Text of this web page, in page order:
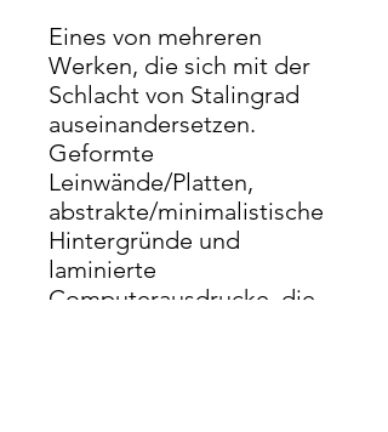
Eines von mehreren
Werken, die sich mit der
Schlacht von Stalingrad
auseinandersetzen.
Geformte
Leinwände/Platten,
abstrakte/minimalistische
Hintergründe und
laminierte
Computerausdrucke, die